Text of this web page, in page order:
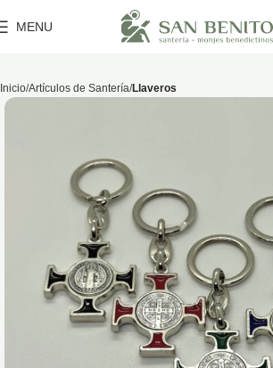
MENU
Inicio Artículos de Santería Llaveros